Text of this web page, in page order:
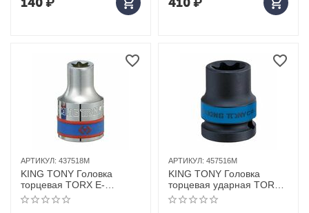
АРТИКУЛ: 437518M
KING TONY Головка
торцевая TORX Е-
стандарт 1/2", E18, L = 39
мм
АРТИКУЛ: 457516M
KING TONY Головка
торцевая ударная TORX
Е-стандарт 1/2", E16, L =
38 мм